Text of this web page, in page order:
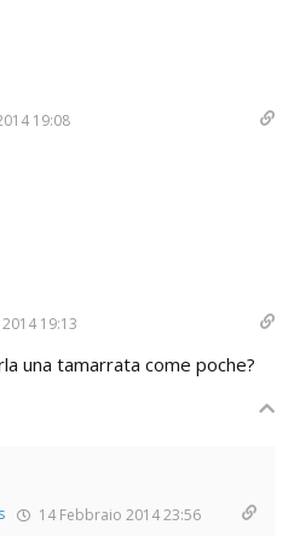
19:08
19:13
una tamarrata come poche?
14 Febbraio 2014 23:56